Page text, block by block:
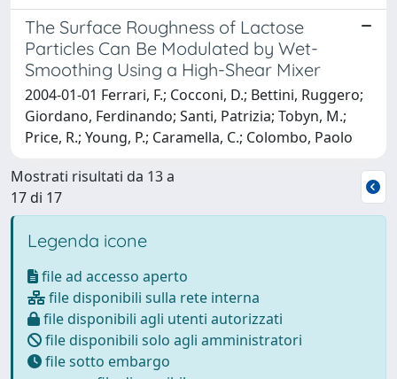
The Surface Roughness of Lactose
Particles Can Be Modulated by Wet-
Smoothing Using a High-Shear Mixer
2004-01-01 Ferrari, F.; Cocconi, D.; Bettini, Ruggero;
Giordano, Ferdinando; Santi, Patrizia; Tobyn, M.;
Price, R.; Young, P.; Caramella, C.; Colombo, Paolo
Mostrati risultati da 13 a
17 di 17
Legenda icone
file ad accesso aperto
file disponibili sulla rete interna
file disponibili agli utenti autorizzati
file disponibili solo agli amministratori
file sotto embargo